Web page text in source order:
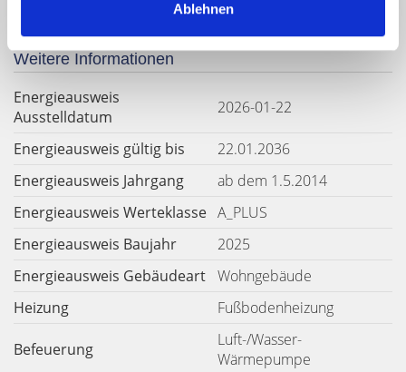
Ablehnen
Weitere Informationen
Energieausweis
Ausstelldatum
2026-01-22
Energieausweis gültig bis
22.01.2036
Energieausweis Jahrgang
ab dem 1.5.2014
Energieausweis Werteklasse A_PLUS
Energieausweis Baujahr
2025
Energieausweis Gebäudeart Wohngebäude
Heizung
Fußbodenheizung
Befeuerung
Luft-/Wasser-
Wärmepumpe